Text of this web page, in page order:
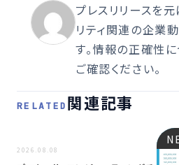
プレスリリースを
リティ関連の企業
す。情報の正確性
ご確認ください。
RELATED 関連記事
2026.08.08